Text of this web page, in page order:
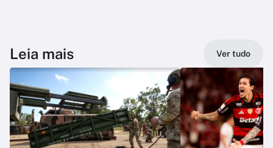
Leia mais Ver tudo